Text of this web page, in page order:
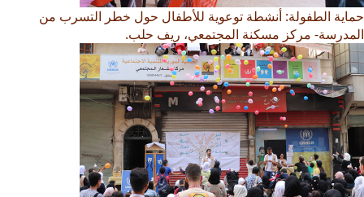
حماية الطفولة: أنشطة توعوية للأطفال حول خطر التسرب من
المدرسة- مركز مسكنة المجتمعي، ريف حلب.